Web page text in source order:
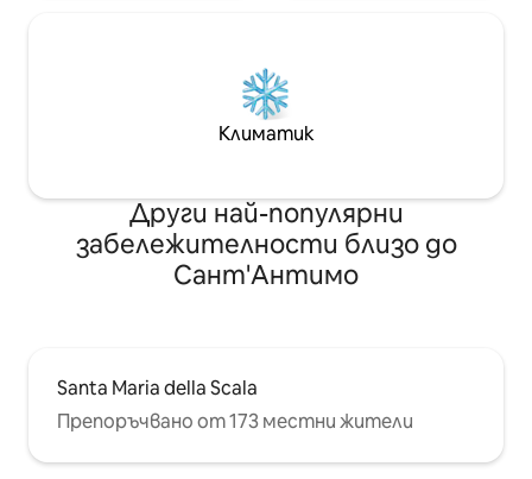
Климатик
Други най-популярни
забележителности близо до
Сант'Антимо
Santa Maria della Scala
Препоръчвано от 173 местни жители